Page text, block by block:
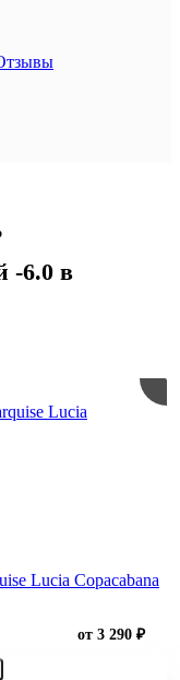
-6.0 в
Lucia Copacabana
от 3 290 ₽